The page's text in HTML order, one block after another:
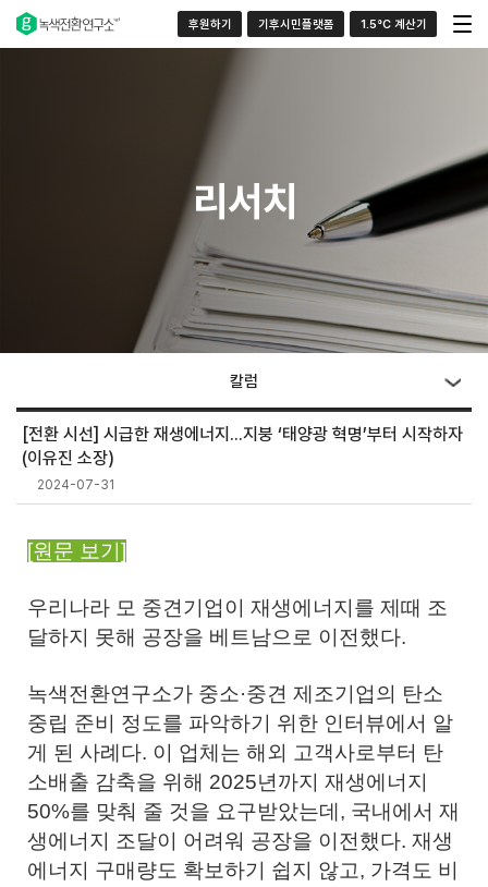
후원하기 기후시민플랫폼 1.5°C 계산기
리서치
칼럼
[전환 시선] 시급한 재생에너지...지붕 ‘태양광 혁명’부터 시작하자
(이유진 소장)
2024-07-31
[원문 보기]
우리나라 모 중견기업이 재생에너지를 제때 조
달하지 못해 공장을 베트남으로 이전했다.
녹색전환연구소가 중소·중견 제조기업의 탄소
중립 준비 정도를 파악하기 위한 인터뷰에서 알
게 된 사례다. 이 업체는 해외 고객사로부터 탄
소배출 감축을 위해 2025년까지 재생에너지
50%를 맞춰 줄 것을 요구받았는데, 국내에서 재
생에너지 조달이 어려워 공장을 이전했다. 재생
에너지 구매량도 확보하기 쉽지 않고, 가격도 비